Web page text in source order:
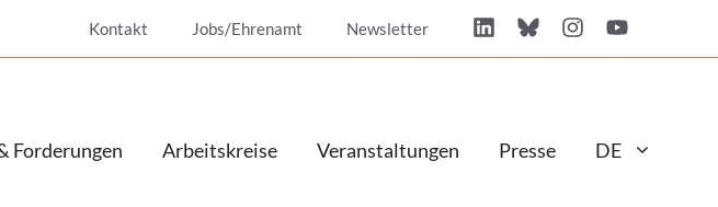
Kontakt Jobs/Ehrenamt Newsletter
Forderungen Arbeitskreise Veranstaltungen Presse DE